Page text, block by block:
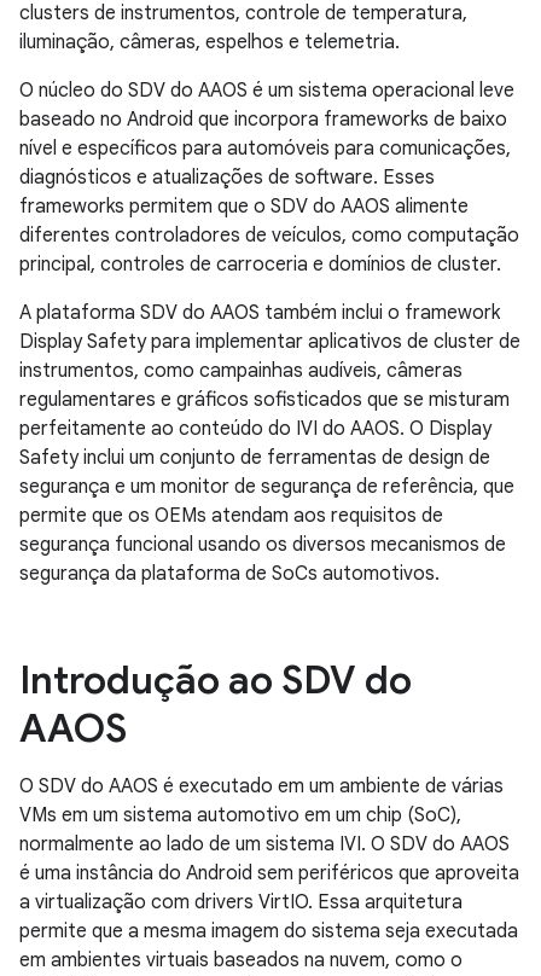
clusters de instrumentos, controle de temperatura,
iluminação, câmeras, espelhos e telemetria.
O núcleo do SDV do AAOS é um sistema operacional leve
baseado no Android que incorpora frameworks de baixo
nível e específicos para automóveis para comunicações,
diagnósticos e atualizações de software. Esses
frameworks permitem que o SDV do AAOS alimente
diferentes controladores de veículos, como computação
principal, controles de carroceria e domínios de cluster.
A plataforma SDV do AAOS também inclui o framework
Display Safety para implementar aplicativos de cluster de
instrumentos, como campainhas audíveis, câmeras
regulamentares e gráficos sofisticados que se misturam
perfeitamente ao conteúdo do IVI do AAOS. O Display
Safety inclui um conjunto de ferramentas de design de
segurança e um monitor de segurança de referência, que
permite que os OEMs atendam aos requisitos de
segurança funcional usando os diversos mecanismos de
segurança da plataforma de SoCs automotivos.
Introdução ao SDV do
AAOS
O SDV do AAOS é executado em um ambiente de várias
VMs em um sistema automotivo em um chip (SoC),
normalmente ao lado de um sistema IVI. O SDV do AAOS
é uma instância do Android sem periféricos que aproveita
a virtualização com drivers VirtIO. Essa arquitetura
permite que a mesma imagem do sistema seja executada
em ambientes virtuais baseados na nuvem, como o